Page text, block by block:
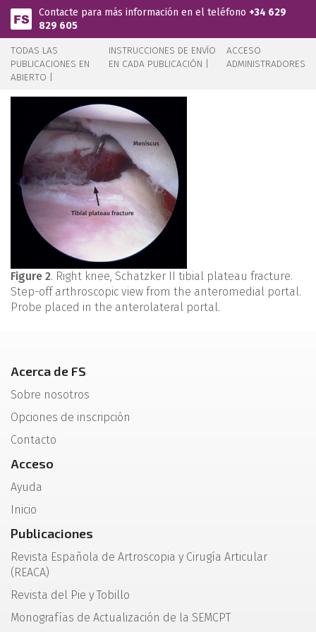
Pasar al contenido principal
Contacte para más información en el teléfono +34 629
829 605
TODAS LAS
PUBLICACIONES EN
ABIERTO |
INSTRUCCIONES DE ENVÍO
EN CADA PUBLICACIÓN |
ACCESO
ADMINISTRADORES
Figure 2. Right knee, Schatzker II tibial plateau fracture.
Step-off arthroscopic view from the anteromedial portal.
Probe placed in the anterolateral portal.
Acerca de FS
Sobre nosotros
Opciones de inscripción
Contacto
Acceso
Ayuda
Inicio
Publicaciones
Revista Española de Artroscopia y Cirugía Articular
(REACA)
Revista del Pie y Tobillo
Monografías de Actualización de la SEMCPT